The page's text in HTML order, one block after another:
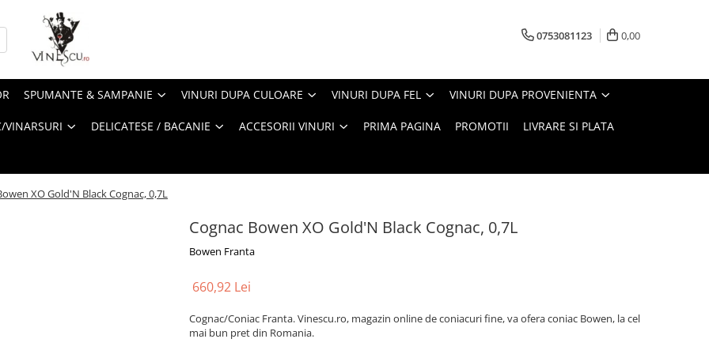
0753081123 0,00
SPUMANTE & SAMPANIE VINURI DUPA CULOARE VINURI DUPA FEL VINURI DUPA PROVENIENTA
DELICATESE / BACANIE ACCESORII VINURI PRIMA PAGINA PROMOTII LIVRARE SI PLATA
XO Gold'N Black Cognac, 0,7L
Cognac Bowen XO Gold'N Black Cognac, 0,7L
Bowen Franta
660,92 Lei
Cognac/Coniac Franta. Vinescu.ro, magazin online de coniacuri fine, va ofera coniac Bowen, la cel
mai bun pret din Romania.